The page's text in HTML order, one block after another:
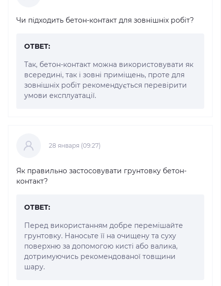
Чи підходить бетон-контакт для зовнішніх робіт?
ОТВЕТ:
Так, бетон-контакт можна використовувати як
всередині, так і зовні приміщень, проте для
зовнішніх робіт рекомендується перевірити
умови експлуатації.
28 января (09:27)
Як правильно застосовувати грунтовку бетон-
контакт?
ОТВЕТ:
Перед використанням добре перемішайте
грунтовку. Наносьте її на очищену та суху
поверхню за допомогою кисті або валика,
дотримуючись рекомендованої товщини
шару.